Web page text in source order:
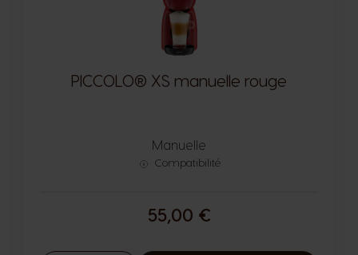
PICCOLO® XS manuelle rouge
Manuelle
Compatibilité
55,00 €